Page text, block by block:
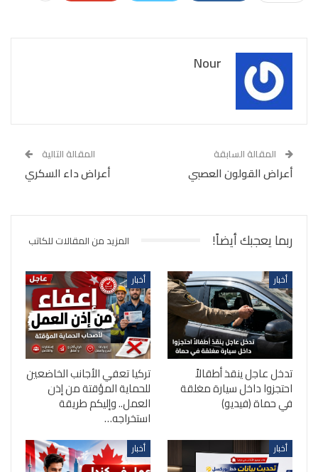
Nour
المقالة السابقة
أعراض القولون العصبي
المقالة التالية
أعراض داء السكري
ربما يعجبك أيضاً! المزيد من المقالات للكاتب
أخبار
تدخل عاجل ينقذ أطقالاً
احتجزوا داخل سيارة مغلقة
في حماة (فيديو)
أخبار
تركيا تعفي الأجانب الخاضعين
للحماية المؤقتة من إذن
العمل.. وإليكم طريقة
استخراجه…
أخبار أخبار